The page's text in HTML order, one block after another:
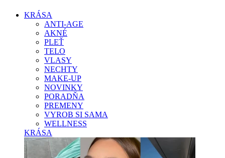
KRÁSA
ANTI-AGE
AKNÉ
PLEŤ
TELO
VLASY
NECHTY
MAKE-UP
NOVINKY
PORADŇA
PREMENY
VYROB SI SAMA
WELLNESS
KRÁSA